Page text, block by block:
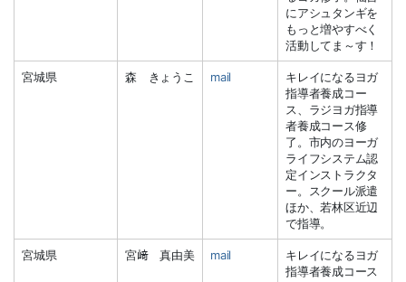
にアシュタンギを
もっと増やすべく
活動してま～す！
宮城県 森 きょうこ mail
キレイになるヨガ
指導者養成コー
ス、ラジヨガ指導
者養成コース修
了。市内のヨーガ
ライフシステム認
定インストラクタ
ー。スクール派遣
ほか、若林区近辺
で指導。
宮城県 宮﨑 真由美 mail
キレイになるヨガ
指導者養成コース